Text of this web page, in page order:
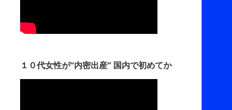
１０代女性が“内密出産” 国内で初めてか